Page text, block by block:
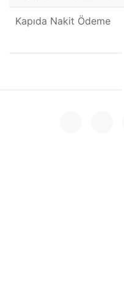
Kapıda Nakit Ödeme